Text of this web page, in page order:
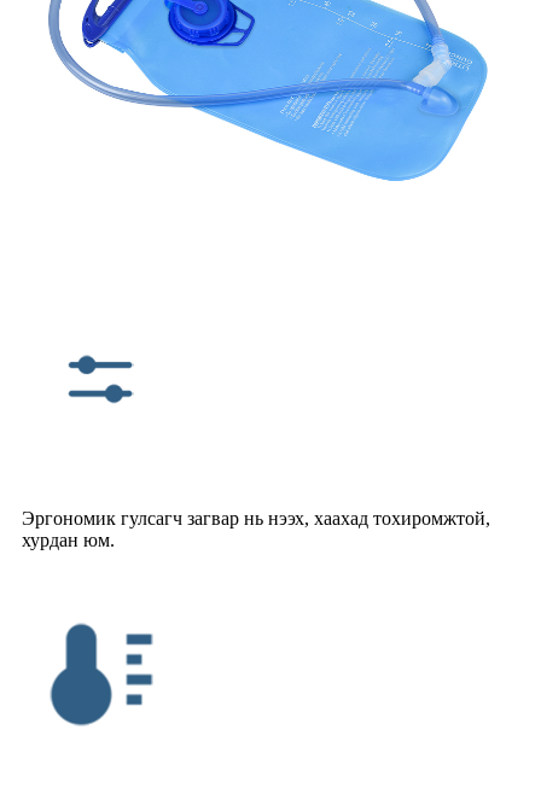
Эргономик гулсагч загвар нь нээх, хаахад тохиромжтой,
хурдан юм.